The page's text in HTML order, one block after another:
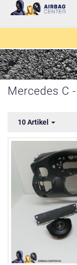
Mercedes C
10 Artikel